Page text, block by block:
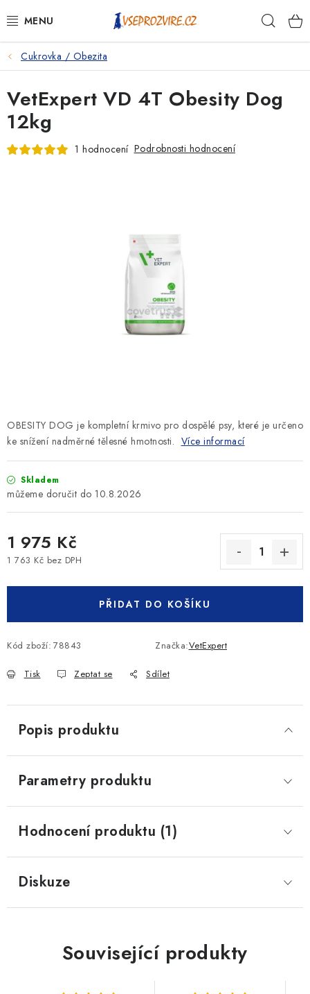
na
PSI
KOČKY
KONĚ
KRÁLÍCI/HLODAVCI/PTÁCI
Cukrovka / Obezita
OBESITY DOG je kompletní krmivo pro dospělé psy, které je určeno
ke snížení nadměrné tělesné hmotnosti. Více informací
Skladem
10.8.2026
1 975 Kč
1 763 Kč bez DPH
PŘIDAT DO KOŠÍKU
Kód zboží: 78843 Značka:VetExpert
Tisk Zeptat se Sdílet
VetExpert VD 4T Obesity Dog
12kg
1 hodnocení Podrobnosti hodnocení
Popis produktu
Parametry produktu
Hodnocení produktu (1)
Diskuze
Související produkty